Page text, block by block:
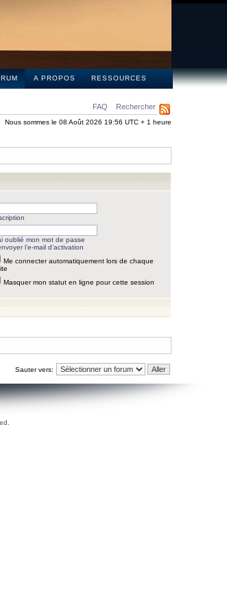
A PROPOS RESSOURCES
FAQ Rechercher
Nous sommes le 08 Août 2026 19:56 UTC + 1 heure
oublié mon mot de passe
l’e-mail d’activation
Me connecter automatiquement lors de chaque
Masquer mon statut en ligne pour cette session
Sauter vers: